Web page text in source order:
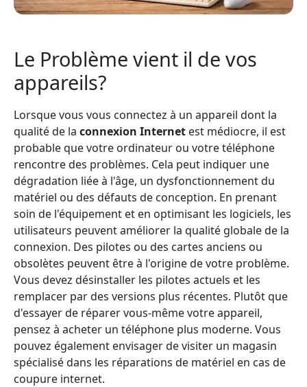
Le Problème vient il de vos
appareils?
Lorsque vous vous connectez à un appareil dont la
qualité de la connexion Internet est médiocre, il est
probable que votre ordinateur ou votre téléphone
rencontre des problèmes. Cela peut indiquer une
dégradation liée à l'âge, un dysfonctionnement du
matériel ou des défauts de conception. En prenant
soin de l'équipement et en optimisant les logiciels, les
utilisateurs peuvent améliorer la qualité globale de la
connexion. Des pilotes ou des cartes anciens ou
obsolètes peuvent être à l'origine de votre problème.
Vous devez désinstaller les pilotes actuels et les
remplacer par des versions plus récentes. Plutôt que
d'essayer de réparer vous-même votre appareil,
pensez à acheter un téléphone plus moderne. Vous
pouvez également envisager de visiter un magasin
spécialisé dans les réparations de matériel en cas de
coupure internet.